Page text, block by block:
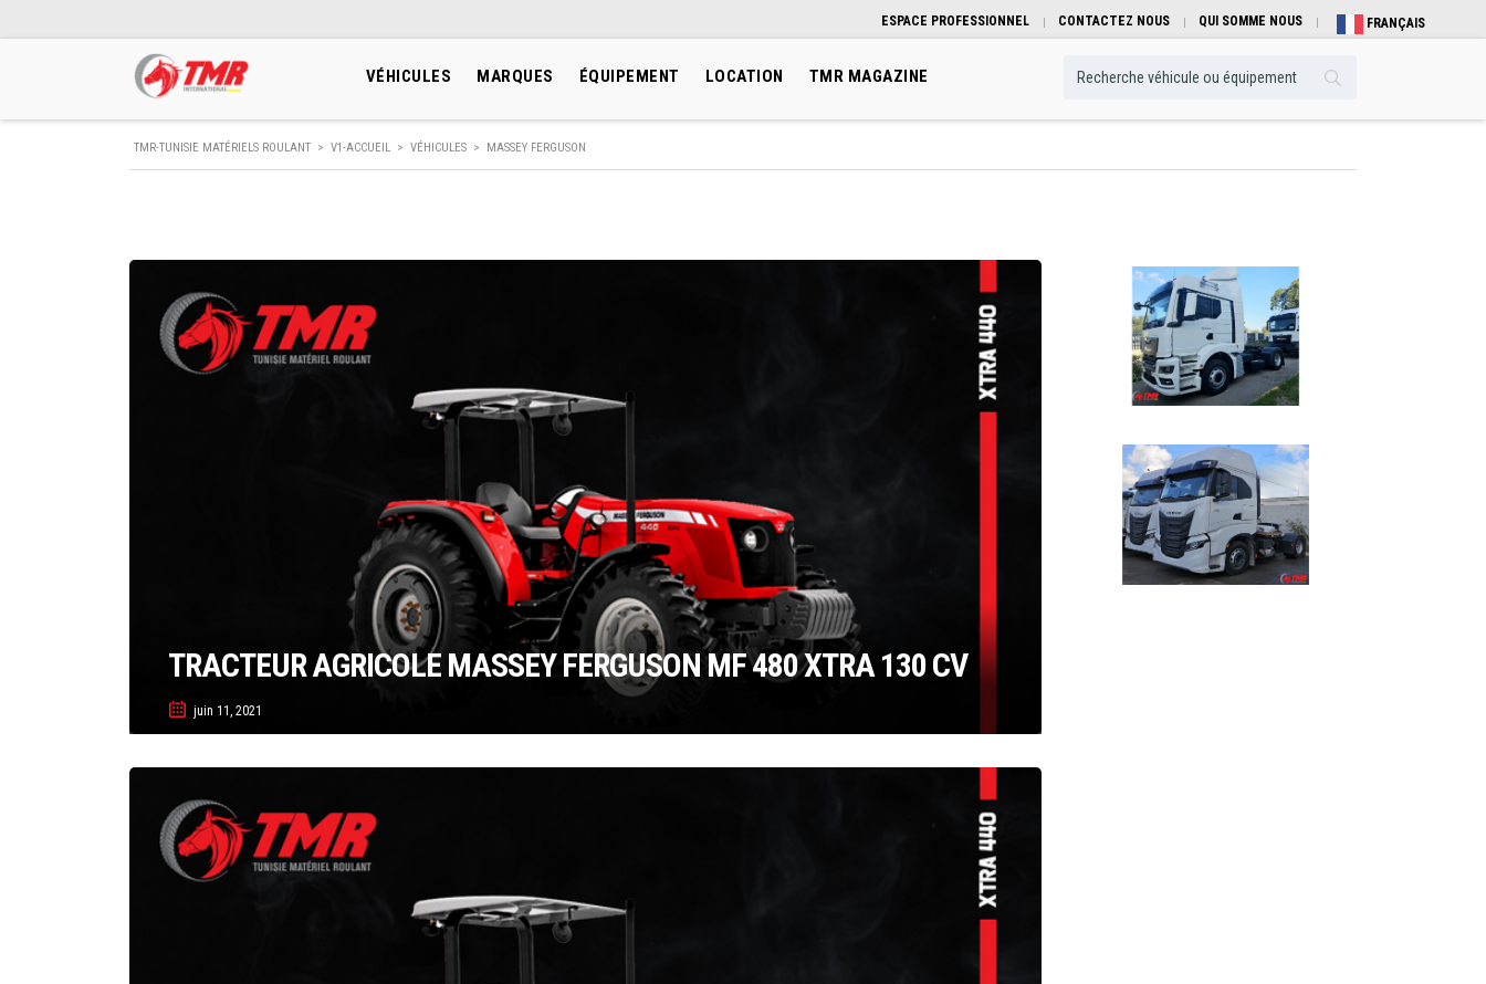
ESPACE PROFESSIONNEL CONTACTEZ NOUS QUI SOMME NOUS FRANÇAIS
VÉHICULES MARQUES ÉQUIPEMENT LOCATION TMR MAGAZINE
TMR-TUNISIE MATÉRIELS ROULANT > V1-ACCUEIL > VÉHICULES > MASSEY FERGUSON
TRACTEUR AGRICOLE MASSEY FERGUSON MF 480 XTRA 130 CV
juin 11, 2021